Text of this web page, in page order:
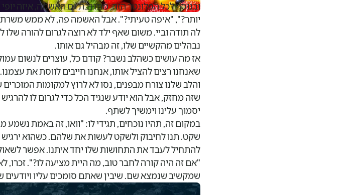
ובנוסף לכל הפלונטר הזה, מתגנבת גם האשמה, איזה יופי
יותר?", "איפה טעיתי?". אבל האשמה פה, לא ממש
לה תודה וביי. משום שאף ילד לא רוצה לגרום להורה
נבהלים מהקשיים שלו, זה מבהיל גם אותו.
אז מה עושים כשהלב נשבר? קודם כל, עוצרים לנשום
שאנחנו רצים להציל אותו, אנחנו חייבים לווסת את
והלב שלנו צורח מבפנים, נסו לא לרוץ למקומות
שזה מחזק, אבל הוא יודע שנגיד הכל כדי לגרום לו
יסמוך עלינו וימשיך לשתף.
במקום זה, תהיו נוכחים, תגידי לו: "וואו, זה באמת
שקט. תנו לחיבוק ולשקט לעשות את שלהם. כשהוא ירגיש
להתחיל לעבד את התחושות שלו יחד איתנו. אפשר
"אם זה היה קורה לחבר טוב, מה היית מציעה לו?".
שמקשיב שנמצא שם. שיבין שאתם סומכים עליו
לא לבד.